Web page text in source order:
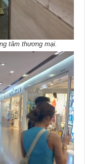
tâm thương mại.